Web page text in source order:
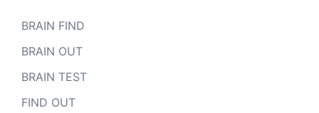
BRAIN FIND
BRAIN OUT
BRAIN TEST
FIND OUT